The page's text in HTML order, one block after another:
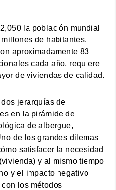
la población mundial
de habitantes.
aproximadamente 83
cada año, requiere
de viviendas de calidad.
jerarquías de
en la pirámide de
de albergue,
de los grandes dilemas
satisfacer la necesidad
y al mismo tiempo
y el impacto negativo
los métodos